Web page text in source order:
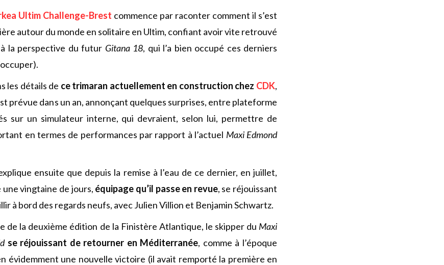
Ultim Challenge-Brest commence par raconter comment il s’est
autour du monde en solitaire en Ultim, confiant avoir vite retrouvé
la perspective du futur Gitana 18, qui l’a bien occupé ces derniers
les détails de ce trimaran actuellement en construction chez CDK,
prévue dans un an, annonçant quelques surprises, entre plateforme
sur un simulateur interne, qui devraient, selon lui, permettre de
en termes de performances par rapport à l’actuel Maxi Edmond
ensuite que depuis la remise à l’eau de ce dernier, en juillet,
une vingtaine de jours, équipage qu’il passe en revue, se réjouissant
à bord des regards neufs, avec Julien Villion et Benjamin Schwartz.
de la deuxième édition de la Finistère Atlantique, le skipper du Maxi
se réjouissant de retourner en Méditerranée, comme à l’époque
évidemment une nouvelle victoire (il avait remporté la première en